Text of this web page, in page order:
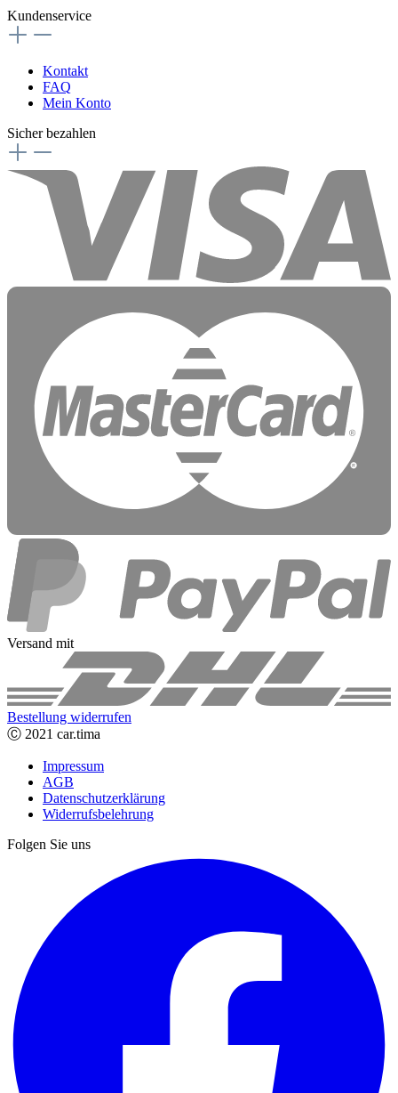
Kundenservice
Kontakt
FAQ
Mein Konto
Sicher bezahlen
Versand mit
Bestellung widerrufen
Ⓒ 2021 car.tima
Impressum
AGB
Datenschutzerklärung
Widerrufsbelehrung
Folgen Sie uns